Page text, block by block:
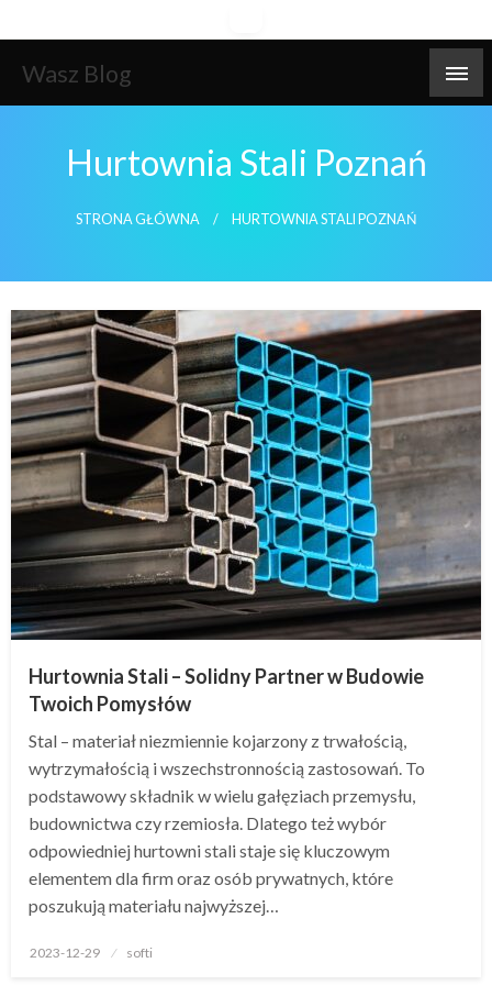
to
content
Wasz Blog
Hurtownia Stali Poznań
STRONA GŁÓWNA HURTOWNIA STALI POZNAŃ
Hurtownia Stali – Solidny Partner w Budowie
Twoich Pomysłów
Stal – materiał niezmiennie kojarzony z trwałością,
wytrzymałością i wszechstronnością zastosowań. To
podstawowy składnik w wielu gałęziach przemysłu,
budownictwa czy rzemiosła. Dlatego też wybór
odpowiedniej hurtowni stali staje się kluczowym
elementem dla firm oraz osób prywatnych, które
poszukują materiału najwyższej…
Opublikowane
2023-12-29 softi